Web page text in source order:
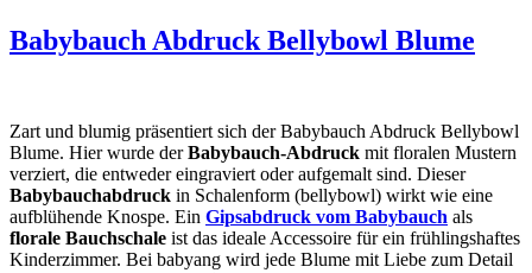
Babybauch Abdruck Bellybowl Blume
Zart und blumig präsentiert sich der Babybauch Abdruck Bellybowl
Blume. Hier wurde derBabybauch-Abdruck mit floralen Mustern
verziert, die entweder eingraviert oder aufgemalt sind. Dieser
Babybauchabdruck in Schalenform (bellybowl) wirkt wie eine
aufblühende Knospe. Ein Gipsabdruck vom Babybauch als
florale Bauchschale ist das ideale Accessoire für ein frühlingshaftes
Kinderzimmer. Bei babyang wird jede Blume mit Liebe zum Detail